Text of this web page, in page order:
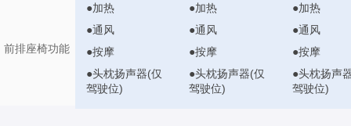
前排座椅功能
●加热
●通风
●按摩
●头枕扬声器(仅
驾驶位)
●加热
●通风
●按摩
●头枕扬声器(仅
驾驶位)
●加热
●通风
●按摩
●头枕扬声
驾驶位)